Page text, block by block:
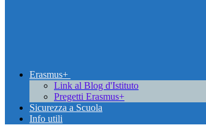
Erasmus+
Link al Blog d'Istituto
Pregetti Erasmus+
Sicurezza a Scuola
Info utili